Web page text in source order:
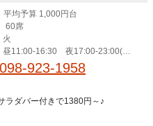
平均予算 1,000円台
60席
火
昼11:00-16:30 夜17:00‐23:00(L
、金土24:00（LO 23:00）
098-923-1958
ラダバー付きで1380円～♪